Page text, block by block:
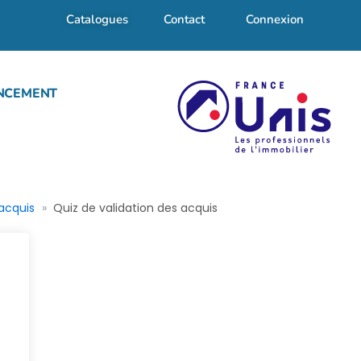
Catalogues Contact Connexion
Quiz de validation des acquis